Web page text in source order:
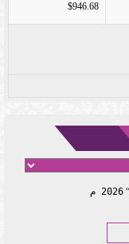
$946.68
2026 م